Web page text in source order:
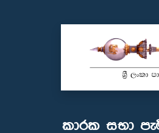
කාරක සභා